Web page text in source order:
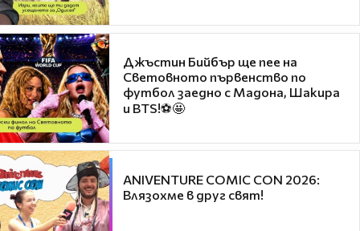
Джъстин Бийбър ще пее на
Световното първенство по
футбол заедно с Мадона, Шакира
и BTS!⚽🤩
ANIVENTURE COMIC CON 2026:
Влязохме в друг свят!